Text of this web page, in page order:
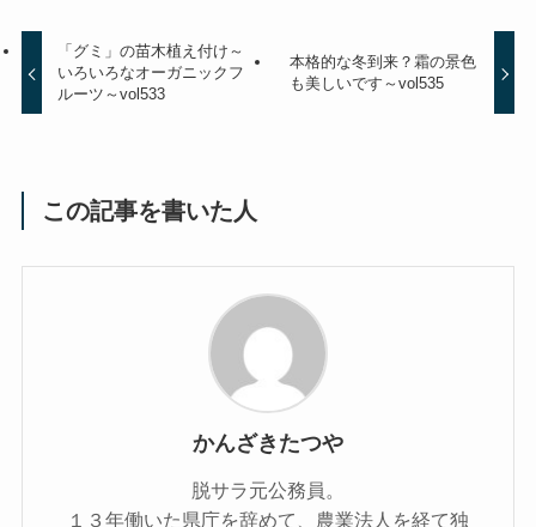
「グミ」の苗木植え付け～
いろいろなオーガニックフ
ルーツ～vol533
本格的な冬到来？霜の景色
も美しいです～vol535
この記事を書いた人
かんざきたつや
脱サラ元公務員。
１３年働いた県庁を辞めて、農業法人を経て独